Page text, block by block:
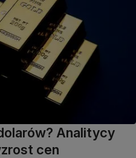
Analitycy
cen